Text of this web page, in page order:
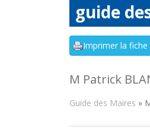
guide
M Patrick
Guide des Maires »